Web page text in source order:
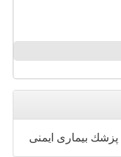
پزشك بیماری ایمنی